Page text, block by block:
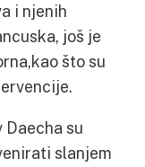
i njenih
još je
što su
su
slanjem